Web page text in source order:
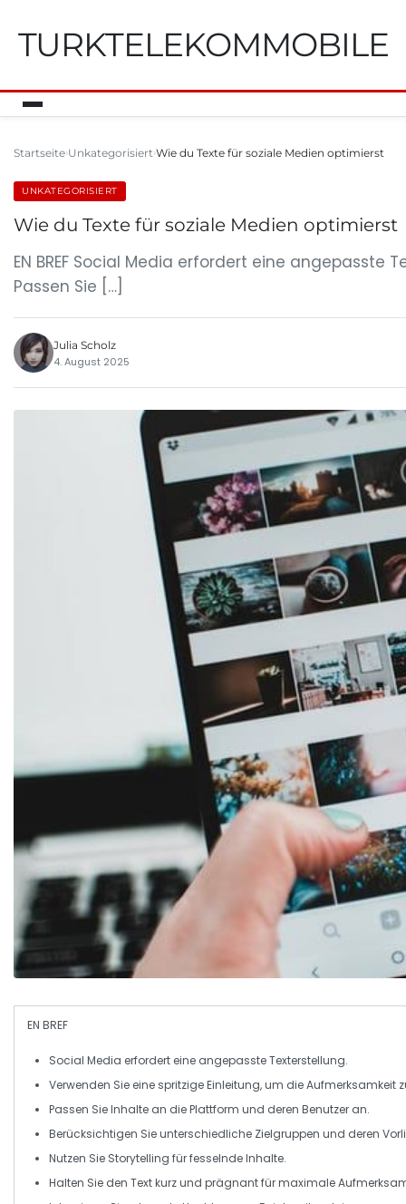
TURKTELEKOMMOBILE
Startseite Unkategorisiert Wie du Texte für soziale Medien optimierst
UNKATEGORISIERT
Wie du Texte für soziale Medien optimierst
EN BREF Social Media erfordert eine angepasste
Passen Sie […]
Julia Scholz
4. August 2025
EN BREF
Social Media erfordert eine angepassteTexterstellung.
Verwenden Sie eine spritzige Einleitung, um die Aufmerksamkeit
Passen Sie Inhalte an diePlattform und deren Benutzer an.
Berücksichtigen Sie unterschiedliche Zielgruppen und deren
Nutzen Sie Storytelling für fesselnde Inhalte.
Halten Sie den Text kurz und prägnant für maximale